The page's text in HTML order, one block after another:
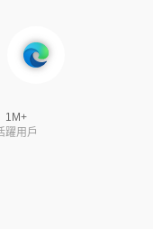
1M+
躍用戶